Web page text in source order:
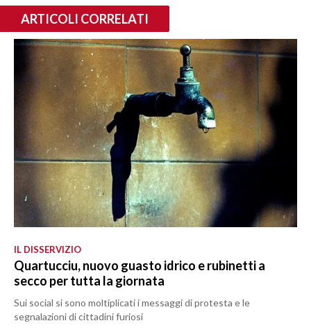
ARTICOLI CORRELATI
IL DISSERVIZIO
Quartucciu, nuovo guasto idrico e rubinetti a
secco per tutta la giornata
Sui social si sono moltiplicati i messaggi di protesta e le
segnalazioni di cittadini furiosi